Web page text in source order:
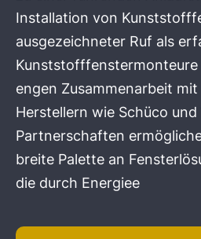
Installation von
ausgezeichneter Ruf als
engen Zusammenarbeit
Herstellern wie Schüco und
Partnerschaften
breite Palette an
die durch Energiee